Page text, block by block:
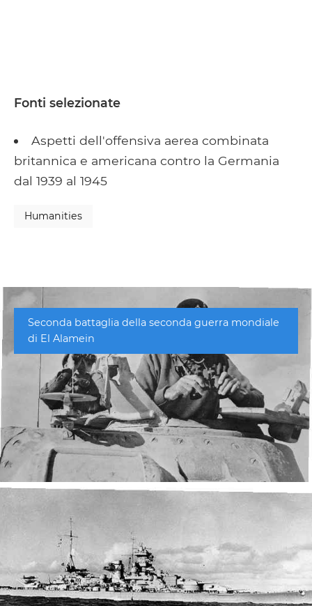
Fonti selezionate
Aspetti dell'offensiva aerea combinata
britannica e americana contro la Germania
dal 1939 al 1945
Humanities
Seconda battaglia della seconda guerra mondiale
di El Alamein